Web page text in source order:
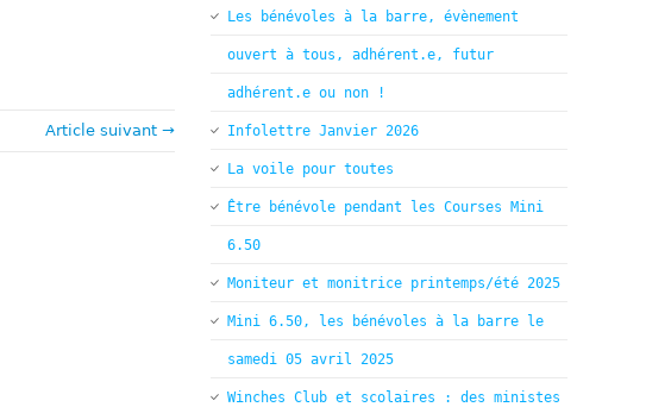
Article suivant →
Les bénévoles à la barre, évènement
ouvert à tous, adhérent.e, futur
adhérent.e ou non !
Infolettre Janvier 2026
La voile pour toutes
Être bénévole pendant les Courses Mini
6.50
Moniteur et monitrice printemps/été 2025
Mini 6.50, les bénévoles à la barre le
samedi 05 avril 2025
Winches Club et scolaires : des ministes